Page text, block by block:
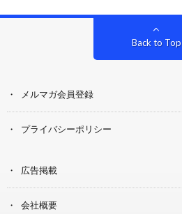
Back to Top
メルマガ会員登録
プライバシーポリシー
広告掲載
会社概要